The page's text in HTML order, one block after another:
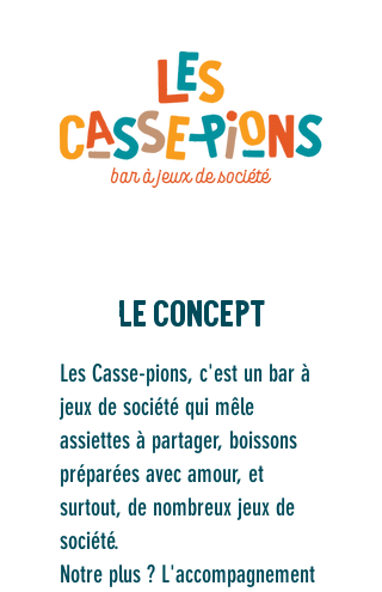
Le concept
Les Casse-pions, c'est un bar à
jeux de société qui mêle
assiettes à partager, boissons
préparées avec amour, et
surtout, de nombreux jeux de
société.
Notre plus ? L'accompagnement